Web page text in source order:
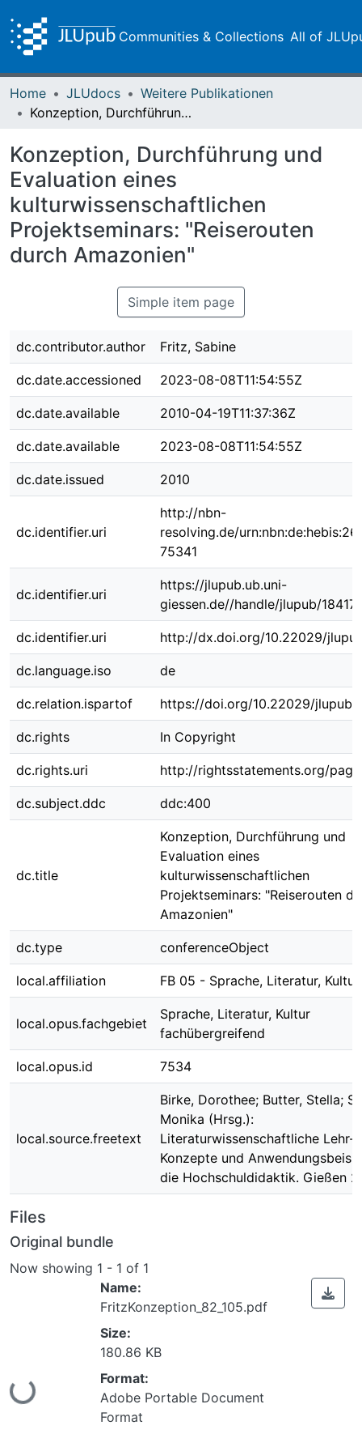
Communities & Collections All of
Home JLUdocs
Weitere Publikationen
Konzeption, Durchführung und Evaluation eines kulturwissenschaftlichen Projektseminars: "Reiserouten durch Amazonien"
Konzeption, Durchführung und
Evaluation eines
kulturwissenschaftlichen
Projektseminars: "Reiserouten
durch Amazonien"
Simple item page
dc.contributor.author Fritz, Sabine
dc.date.accessioned 2023-08-08T11:54:55Z
dc.date.available 2010-04-19T11:37:36Z
dc.date.available 2023-08-08T11:54:55Z
dc.date.issued 2010
dc.identifier.uri
http://nbn-
resolving.de/
75341
dc.identifier.uri
https://jlupub.ub.uni-
giessen.de//handle/jlupub/18417
dc.identifier.uri http://dx.doi.org/10.22029/
dc.language.iso de
dc.relation.ispartof https://doi.org/10.22029/jlupub-
dc.rights In Copyright
dc.rights.uri http://rightsstatements.org/
dc.subject.ddc ddc:400
dc.title
Konzeption, Durchführung und
Evaluation eines
kulturwissenschaftlichen
Projektseminars: "Reiserouten
Amazonien"
dc.type conferenceObject
local.affiliation FB 05 - Sprache, Literatur, Kultur
local.opus.fachgebiet
Sprache, Literatur, Kultur
fachübergreifend
local.opus.id 7534
local.source.freetext
Birke, Dorothee; Butter, Stella;
Monika (Hrsg.):
Literaturwissenschaftliche Lehr-
Konzepte und
die Hochschuldidaktik. Gießen
Files
Original bundle
Now showing 1 - 1 of 1
Loading...
Name:
FritzKonzeption_82_105.pdf
Size:
180.86 KB
Format:
Adobe Portable Document
Format